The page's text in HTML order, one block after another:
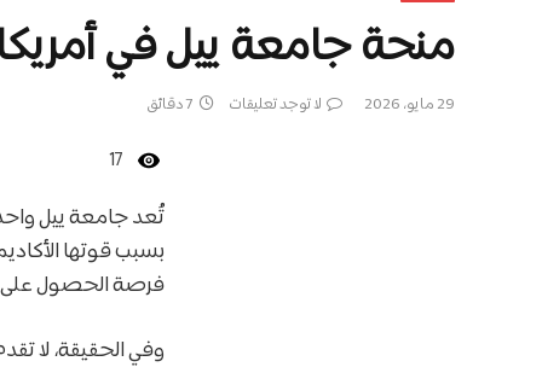
منحة جامعة ييل في أمريكا 2026 | تمويل كامل
29 مايو، 2026 لا توجد تعليقات 7 دقائق
17
تُعد جامعة ييل
بسبب قوتها
فرصة الحصول على
وفي الحقيقة، لا